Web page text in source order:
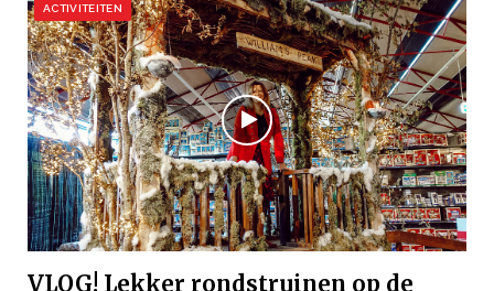
ACTIVITEITEN
VLOG! Lekker rondstruinen op de